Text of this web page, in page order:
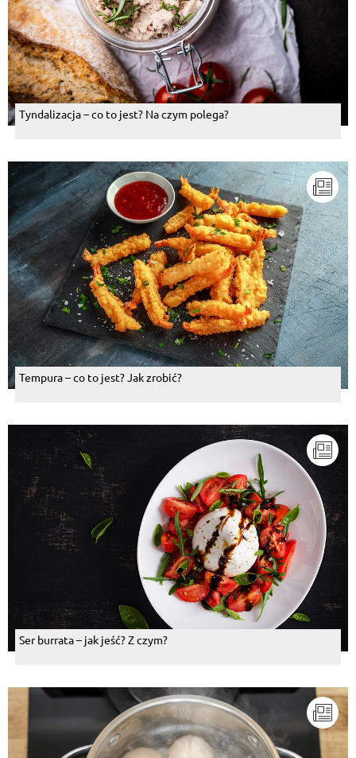
Tyndalizacja – co to jest? Na czym polega?
Tempura – co to jest? Jak zrobić?
Ser burrata – jak jeść? Z czym?